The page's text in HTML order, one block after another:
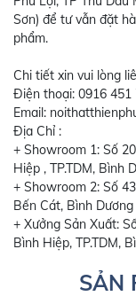
Sơn) để tư vẫn đặt
phẩm.
Chi tiết xin vui lòng
Điện thoại: 0916 451
Email:
Địa Chỉ :
+ Showroom 1: Số
Hiệp , TP.TDM, Bình
+ Showroom 2: Số
Bến Cát, Bình Dương
+ Xưởng Sản Xuất:
Bình Hiệp, TP.TDM,
SẢN